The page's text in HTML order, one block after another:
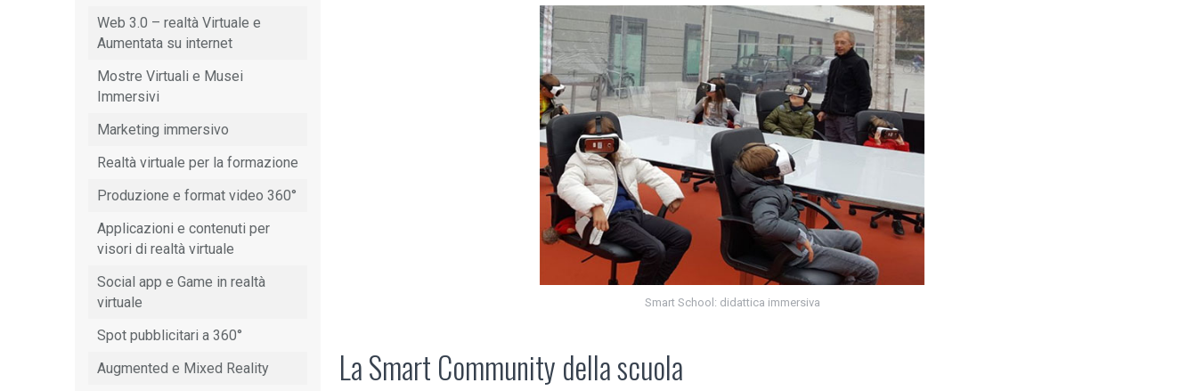
Smart School: didattica immersiva
La Smart Community della scuola
Web 3.0 – realtà Virtuale e
Aumentata su internet
Mostre Virtuali e Musei
Immersivi
Marketing immersivo
Realtà virtuale per la formazione
Produzione e format video 360°
Applicazioni e contenuti per
visori di realtà virtuale
Social app e Game in realtà
virtuale
Spot pubblicitari a 360°
Augmented e Mixed Reality